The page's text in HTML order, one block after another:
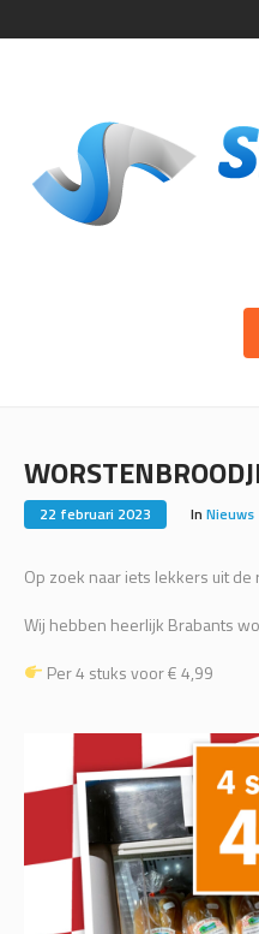
22 februari 2023 In Nieuws
Op zoek naar iets lekkers uit de
Wij hebben heerlijk Brabants
Per 4 stuks voor € 4,99